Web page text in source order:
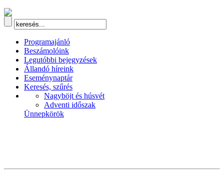
Programajánló
Beszámolóink
Legutóbbi bejegyzések
Állandó híreink
Eseménynaptár
Keresés, szűrés
Nagyböjt és húsvét
Adventi időszak
Ünnepkörök